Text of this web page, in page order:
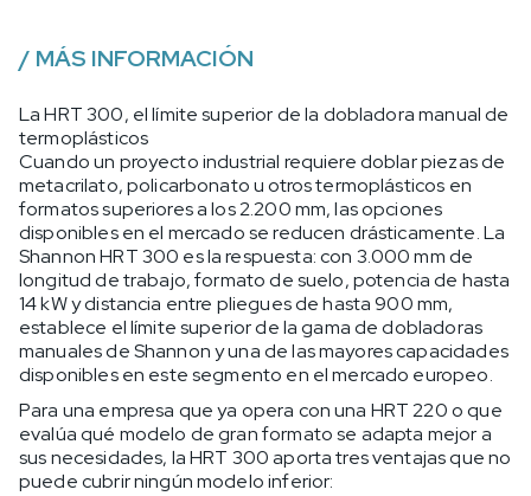
/ MÁS INFORMACIÓN
La HRT 300, el límite superior de la dobladora manual de
termoplásticos
Cuando un proyecto industrial requiere doblar piezas de
metacrilato, policarbonato u otros termoplásticos en
formatos superiores a los 2.200 mm, las opciones
disponibles en el mercado se reducen drásticamente. La
Shannon HRT 300 es la respuesta: con 3.000 mm de
longitud de trabajo, formato de suelo, potencia de hasta
14 kW y distancia entre pliegues de hasta 900 mm,
establece el límite superior de la gama de dobladoras
manuales de Shannon y una de las mayores capacidades
disponibles en este segmento en el mercado europeo.
Para una empresa que ya opera con una HRT 220 o que
evalúa qué modelo de gran formato se adapta mejor a
sus necesidades, la HRT 300 aporta tres ventajas que no
puede cubrir ningún modelo inferior: